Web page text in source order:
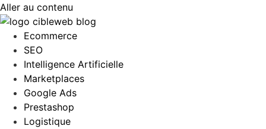
Aller au contenu
Ecommerce
SEO
Intelligence Artificielle
Marketplaces
Google Ads
Prestashop
Logistique